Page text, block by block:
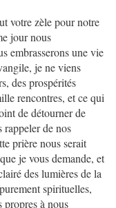
votre zèle pour notre
jour nous
embrasserons une vie
je ne viens
des prospérités
rencontres, et ce qui
de détourner de
rappeler de nos
prière nous serait
je vous demande, et
des lumières de la
spirituelles,
propres à nous